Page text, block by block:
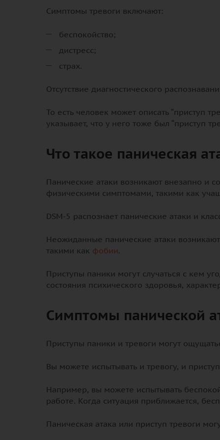
Симптомы тревоги включают:
беспокойство;
дистресс;
страх.
Отсутствие диагностического
То есть человек может описать “приступ
указывает, что у него тоже был “приступ
Что такое паническая
Панические атаки возникают внезапно и
физическими симптомами, такими как
DSM-5 распознает панические атаки и
Неожиданные панические атаки
такими как фобии.
Приступы паники могут случаться с кем
состояния психического здоровья,
Симптомы панической
Приступы паники и тревоги могут
Вы можете испытывать и тревогу, и
Например, вы можете испытывать
работе. Когда ситуация приближается,
Паническая атака или приступ тревоги